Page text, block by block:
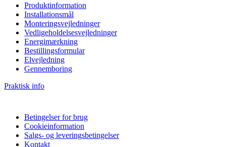
Produktinformation
Installationsmål
Monteringsvejledninger
Vedligeholdelsesvejledninger
Energimærkning
Bestillingsformular
Elvejledning
Gennemboring
Praktisk info
Betingelser for brug
Cookieinformation
Salgs- og leveringsbetingelser
Kontakt